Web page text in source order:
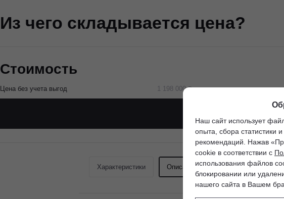
Из чего складывается цена?
Стоимость
Цена без учета выгод 1 198 000 ₽
Характеристики Описание
Наш сайт использует
опыта, сбора статистики
рекомендаций. Нажав
cookie в соответствии с
использования файлов
блокировании или
нашего сайта в Вашем